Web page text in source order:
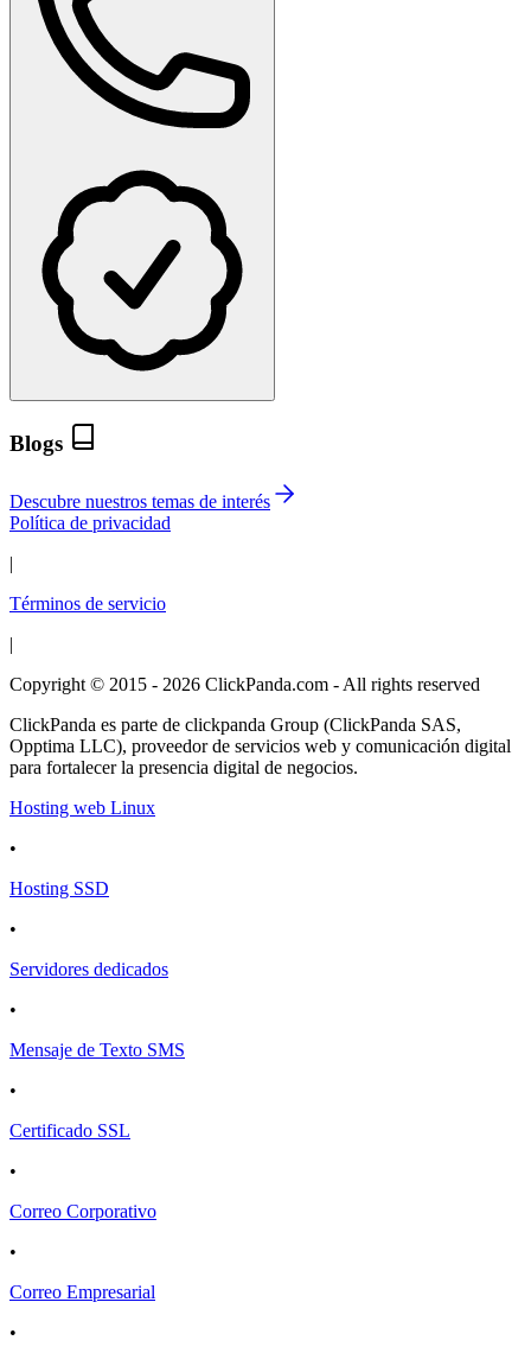
Blogs
Descubre nuestros temas de interés
Política de privacidad
|
Términos de servicio
|
Copyright © 2015 - 2026 ClickPanda.com - All rights reserved
ClickPanda es parte de clickpanda Group (ClickPanda SAS,
Opptima LLC), proveedor de servicios web y comunicación digital
para fortalecer la presencia digital de negocios.
Hosting web Linux
•
Hosting SSD
•
Servidores dedicados
•
Mensaje de Texto SMS
•
Certificado SSL
•
Correo Corporativo
•
Correo Empresarial
•